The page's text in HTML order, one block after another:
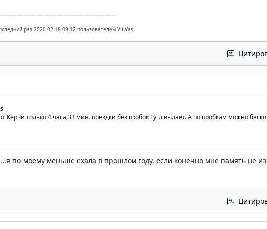
раз 2020-02-18 09:12 пользователем Vit.Vas.
Керчи только 4 часа 33 мин. поездки без пробок Гугл выдает. А по пробкам можно
по-моему меньше ехала в прошлом году, если конечно мне память не